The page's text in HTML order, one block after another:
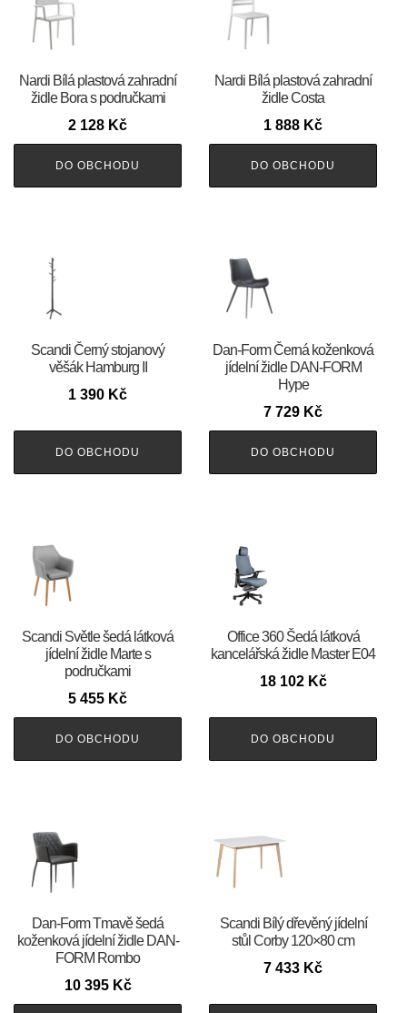
Nardi Bílá plastová zahradní
židle Bora s područkami
2 128 Kč
DO OBCHODU
Nardi Bílá plastová zahradní
židle Costa
1 888 Kč
DO OBCHODU
Scandi Černý stojanový
věšák Hamburg II
1 390 Kč
DO OBCHODU
​​​​​Dan-Form Černá koženková
jídelní židle DAN-FORM
Hype
7 729 Kč
DO OBCHODU
Scandi Světle šedá látková
jídelní židle Marte s
područkami
5 455 Kč
DO OBCHODU
Office 360 Šedá látková
kancelářská židle Master E04
18 102 Kč
DO OBCHODU
​​​​​Dan-Form Tmavě šedá
koženková jídelní židle DAN-
FORM Rombo
10 395 Kč
Scandi Bílý dřevěný jídelní
stůl Corby 120×80 cm
7 433 Kč